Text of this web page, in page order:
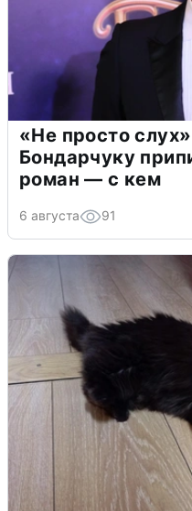
«Не просто
Бондарчуку
роман — с кем
6 августа 91